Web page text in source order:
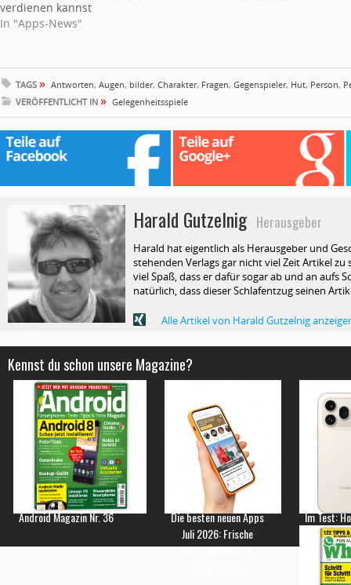
verdienen kannst
In "Apps-News"
TAGS » Antworten, Augen, bilder, Charakter, Fragen, Gegenspieler, Hut, Person,
VERÖFFENTLICHT IN » Gelegenheitsspiele
Harald GutzelnigHerausgeber
Harald hat eigentlich als Herausgeber und
stehenden Verlags gar nicht viel Zeit Artikel
viel Spaß, dass er dafür sogar ab und an aufs
natürlich, dass dieser Schlafentzug seinen
Alle Artikel von Harald Gutzelnig
Kennst du schon unsere Magazine?
Android Magazin Nr. 36
Die besten neuen Apps
Juli 2026: Frische
Empfehlungen für
Im Test: